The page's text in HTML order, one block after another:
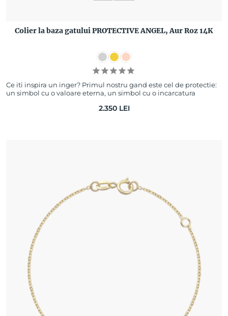
Colier la baza gatului PROTECTIVE ANGEL, Aur Roz 14K
Ce iti inspira un inger? Primul nostru gand este cel de protectie:
un simbol cu o valoare eterna, un simbol cu o incarcatura
2.350 LEI